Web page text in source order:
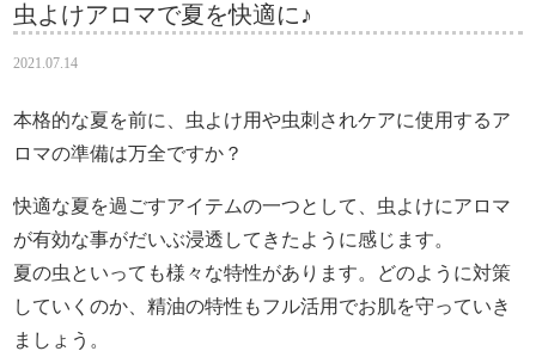
虫よけアロマで夏を快適に♪
2021.07.14
本格的な夏を前に、虫よけ用や虫刺されケアに使用するア
ロマの準備は万全ですか？
快適な夏を過ごすアイテムの一つとして、虫よけにアロマ
が有効な事がだいぶ浸透してきたように感じます。
夏の虫といっても様々な特性があります。どのように対策
していくのか、精油の特性もフル活用でお肌を守っていき
ましょう。